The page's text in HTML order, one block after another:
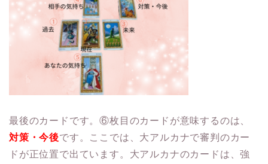
最後のカードです。⑥枚目のカードが意味するのは、
対策・今後です。ここでは、大アルカナで審判のカー
ドが正位置で出ています。大アルカナのカードは、強